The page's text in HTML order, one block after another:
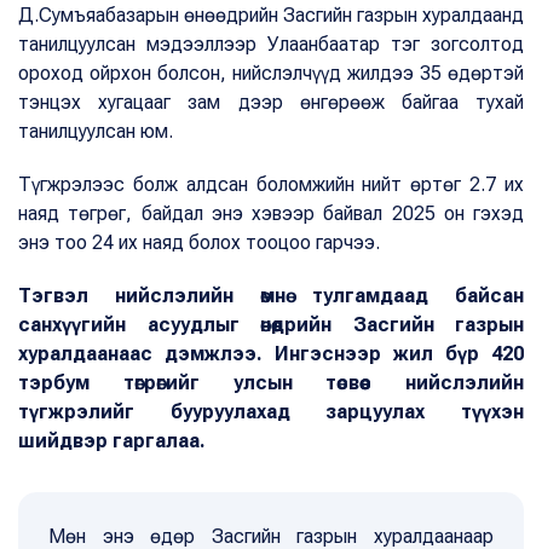
Д.Сумъяабазарын өнөөдрийн Засгийн газрын хуралдаанд
танилцуулсан мэдээллээр Улаанбаатар тэг зогсолтод
ороход ойрхон болсон, нийслэлчүүд жилдээ 35 өдөртэй
тэнцэх хугацааг зам дээр өнгөрөөж байгаа тухай
танилцуулсан юм.
Түгжрэлээс болж алдсан боломжийн нийт өртөг 2.7 их
наяд төгрөг, байдал энэ хэвээр байвал 2025 он гэхэд
энэ тоо 24 их наяд болох тооцоо гарчээ.
Тэгвэл нийслэлийн өмнө тулгамдаад байсан
санхүүгийн асуудлыг өнөөдрийн Засгийн газрын
хуралдаанаас дэмжлээ. Ингэснээр жил бүр 420
тэрбум төгрөгийг улсын төсвөөс нийслэлийн
түгжрэлийг бууруулахад зарцуулах түүхэн
шийдвэр гаргалаа.
Мөн энэ өдөр Засгийн газрын хуралдаанаар